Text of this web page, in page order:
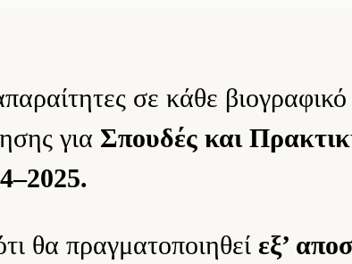
σε κάθε
για Σπουδές και
θα πραγματοποιηθεί εξ’